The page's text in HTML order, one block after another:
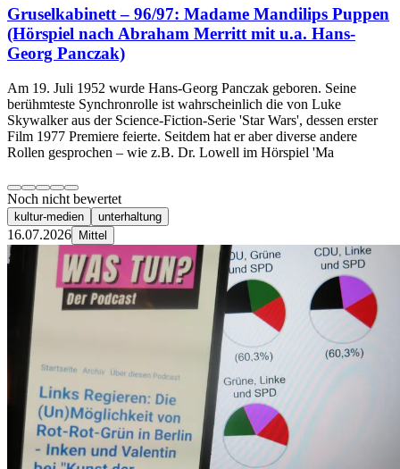
Gruselkabinett – 96/97: Madame Mandilips Puppen
(Hörspiel nach Abraham Merritt mit u.a. Hans-
Georg Panczak)
Am 19. Juli 1952 wurde Hans-Georg Panczak geboren. Seine
berühmteste Synchronrolle ist wahrscheinlich die von Luke
Skywalker aus der Science-Fiction-Serie 'Star Wars', dessen erster
Film 1977 Premiere feierte. Seitdem hat er aber diverse andere
Rollen gesprochen – wie z.B. Dr. Lowell im Hörspiel 'Ma
Noch nicht bewertet
kultur-medien unterhaltung
16.07.2026 Mittel